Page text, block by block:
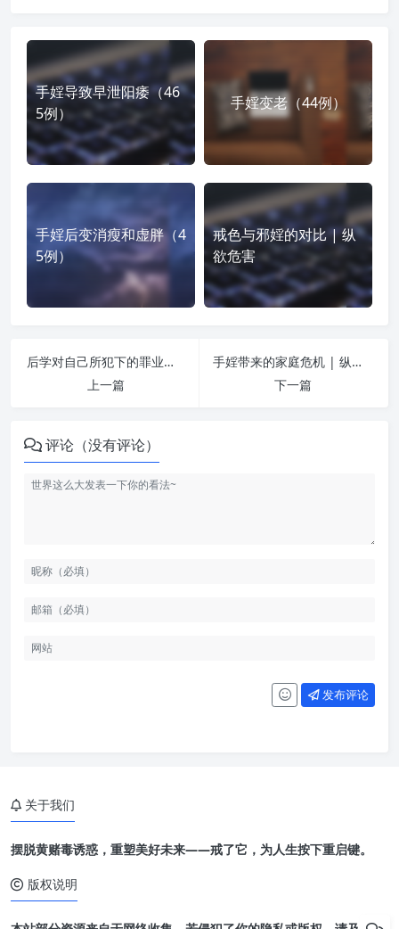
手婬导致早泄阳痿（46
5例）
手婬变老（44例）
手婬后变消瘦和虚胖（4
5例）
戒色与邪婬的对比 | 纵
欲危害
后学对自己所犯下的罪业深深忏悔， 劝诫大家及时警醒 | 纵欲危害
上一篇
手婬带来的家庭危机 | 纵欲危害
下一篇
评论（没有评论）
发布评论
关于我们
摆脱黄赌毒诱惑，重塑美好未来——戒了它，为人生按下重启键。
版权说明